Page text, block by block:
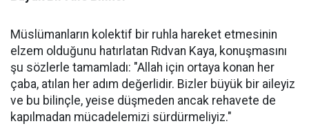
Müslümanların kolektif bir ruhla hareket etmesinin
elzem olduğunu hatırlatan Rıdvan Kaya, konuşmasını
şu sözlerle tamamladı: "Allah için ortaya konan her
çaba, atılan her adım değerlidir. Bizler büyük bir aileyiz
ve bu bilinçle, yeise düşmeden ancak rehavete de
kapılmadan mücadelemizi sürdürmeliyiz."